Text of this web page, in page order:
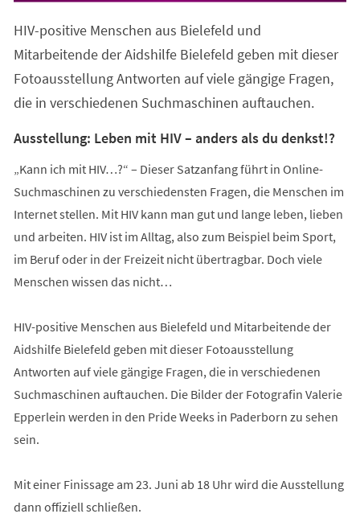
HIV-positive Menschen aus Bielefeld und
Mitarbeitende der Aidshilfe Bielefeld geben mit dieser
Fotoausstellung Antworten auf viele gängige Fragen,
die in verschiedenen Suchmaschinen auftauchen.
Ausstellung: Leben mit HIV – anders als du denkst!?
„Kann ich mit HIV…?“ – Dieser Satzanfang führt in Online-
Suchmaschinen zu verschiedensten Fragen, die Menschen im
Internet stellen. Mit HIV kann man gut und lange leben, lieben
und arbeiten. HIV ist im Alltag, also zum Beispiel beim Sport,
im Beruf oder in der Freizeit nicht übertragbar. Doch viele
Menschen wissen das nicht…
HIV-positive Menschen aus Bielefeld und Mitarbeitende der
Aidshilfe Bielefeld geben mit dieser Fotoausstellung
Antworten auf viele gängige Fragen, die in verschiedenen
Suchmaschinen auftauchen. Die Bilder der Fotografin Valerie
Epperlein werden in den Pride Weeks in Paderborn zu sehen
sein.
Mit einer Finissage am 23. Juni ab 18 Uhr wird die Ausstellung
dann offiziell schließen.